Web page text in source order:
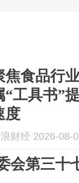
焦食品行
“工具书”
度
财经 2026-08-
会第三十